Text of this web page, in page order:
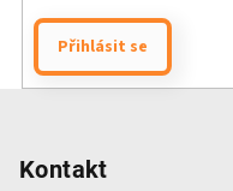
Přihlásit se
Kontakt